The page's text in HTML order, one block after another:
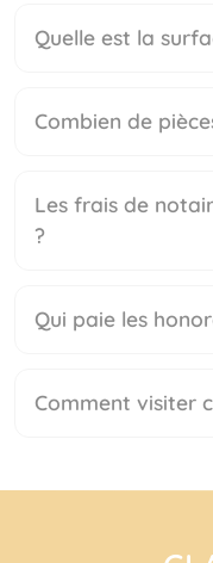
Quelle est la
Combien de
Les frais de
?
Qui paie les
Comment visiter